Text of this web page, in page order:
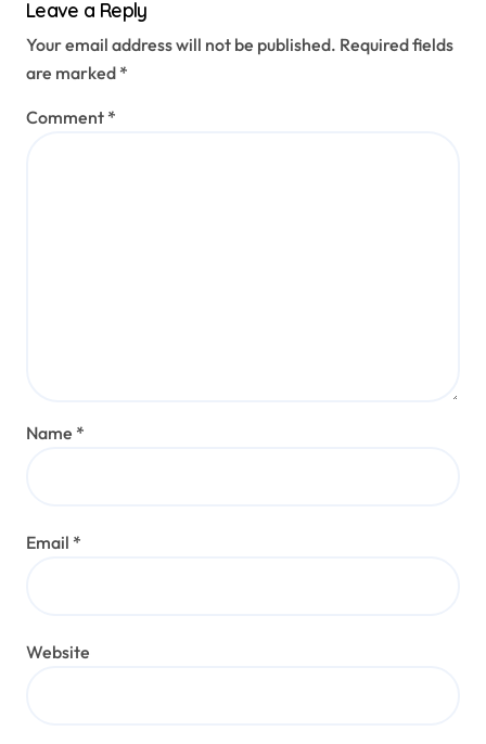
Leave a Reply
Your email address will not be published. Required fields
are marked *
Comment *
Name *
Email *
Website